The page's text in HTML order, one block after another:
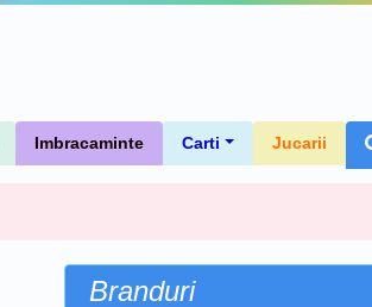
Imbracaminte Carti Jucarii
Branduri